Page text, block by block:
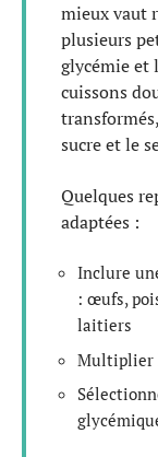
mieux vaut
plusieurs
glycémie et
cuissons
sucre et le
Quelques
adaptées :
Inclure
: œufs,
laitiers
Multiplier